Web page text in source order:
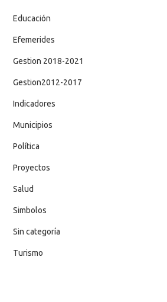
Educación
Efemerides
Gestion 2018-2021
Gestion2012-2017
Indicadores
Municipios
Política
Proyectos
Salud
Simbolos
Sin categoría
Turismo